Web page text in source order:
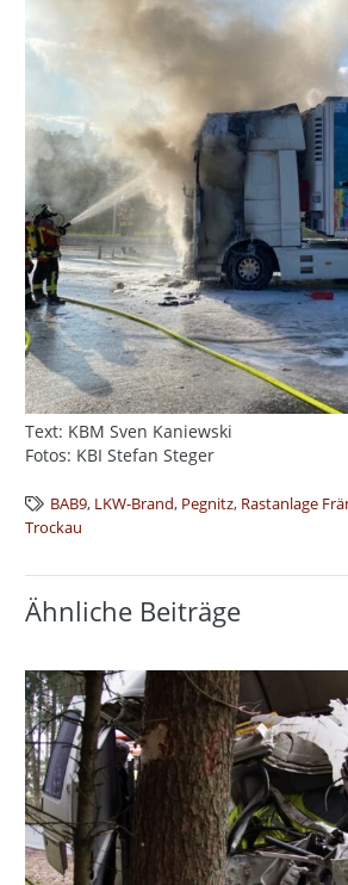
Text: KBM Sven Kaniewski
Fotos: KBI Stefan Steger
BAB9, LKW-Brand, Pegnitz, Rastanlage
Trockau
Ähnliche Beiträge